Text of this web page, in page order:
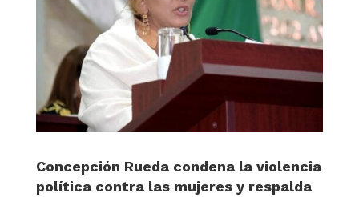
Concepción Rueda condena la violencia
política contra las mujeres y respalda